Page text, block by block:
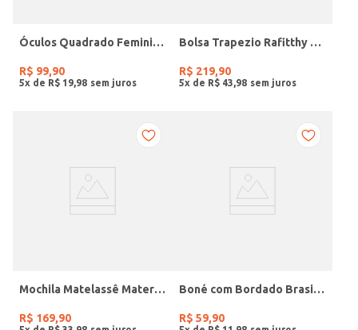
Óculos Quadrado Feminino CINZA
R$ 99,90
5x de R$ 19 98
Bolsa Trapezio Rafitthy Feminina PRETO
R$ 219,90
5x de R$ 43 98
Mochila Matelassê Maternidade Infantil Para Bebê - BEGE
R$ 169,90
Boné com Bordado Brasil MARINHO
R$ 59,90